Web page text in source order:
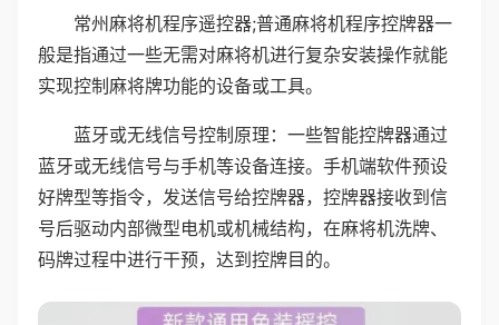
常州麻将机程序遥控器;普通麻将机程序控牌器一
般是指通过一些无需对麻将机进行复杂安装操作就能
实现控制麻将牌功能的设备或工具。
蓝牙或无线信号控制原理：一些智能控牌器通过
蓝牙或无线信号与手机等设备连接。手机端软件预设
好牌型等指令，发送信号给控牌器，控牌器接收到信
号后驱动内部微型电机或机械结构，在麻将机洗牌、
码牌过程中进行干预，达到控牌目的。